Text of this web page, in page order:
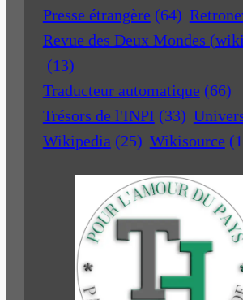
Presse étrangère (64)
Revue des Deux Mondes
(13)
Traducteur automatique (66)
Trésors de l'INPI (33)
Wikipedia (25) Wikisource